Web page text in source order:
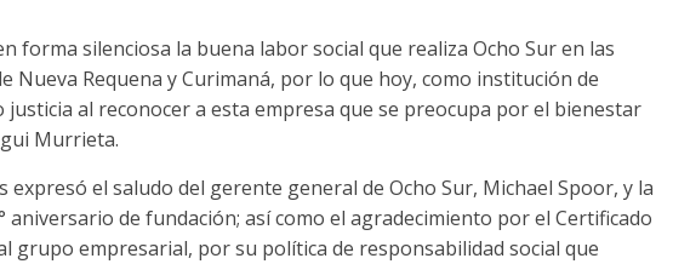
forma silenciosa la buena labor social que realiza Ocho Sur en las
Nueva Requena y Curimaná, por lo que hoy, como institución de
al reconocer a esta empresa que se preocupa por el bienestar
Murrieta.
expresó el saludo del gerente general de Ocho Sur, Michael Spoor, y la
aniversario de fundación; así como el agradecimiento por el Certificado
grupo empresarial, por su política de responsabilidad social que